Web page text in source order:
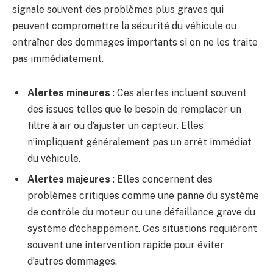
signale souvent des problèmes plus graves qui
peuvent compromettre la sécurité du véhicule ou
entraîner des dommages importants si on ne les traite
pas immédiatement.
Alertes mineures : Ces alertes incluent souvent
des issues telles que le besoin de remplacer un
filtre à air ou d’ajuster un capteur. Elles
n’impliquent généralement pas un arrêt immédiat
du véhicule.
Alertes majeures : Elles concernent des
problèmes critiques comme une panne du système
de contrôle du moteur ou une défaillance grave du
système d’échappement. Ces situations requièrent
souvent une intervention rapide pour éviter
d’autres dommages.